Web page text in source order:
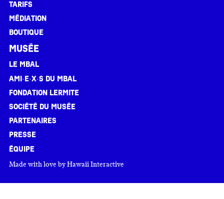
Tarifs
Médiation
Boutique
Musée
Le MBAL
Ami·e·x·s du MBAL
Fondation Lermite
Société du musée
Partenaires
Presse
Équipe
Made with love byHawaii Interactive